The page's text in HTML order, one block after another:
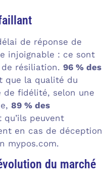
de réponse de
injoignable : ce sont
résiliation. 96 % des
que la qualité du
fidélité, selon une
89 % des
peuvent
en cas de déception
mypos.com.
du marché